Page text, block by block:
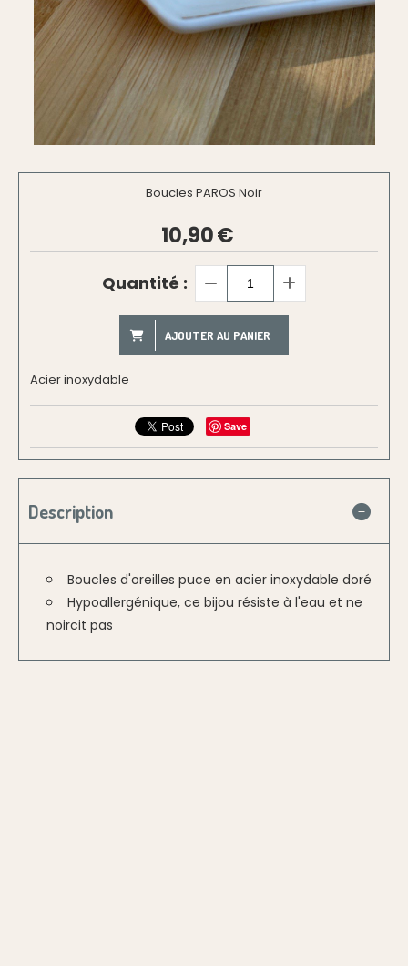
Boucles PAROS Noir
10,90€
Quantité :
AJOUTER AU PANIER
Acier inoxydable
Save
Description
Boucles d'oreilles puce en acier inoxydable doré
Hypoallergénique, ce bijou résiste à l'eau et ne
noircit pas